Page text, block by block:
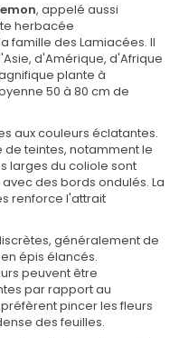
, appelé aussi
herbacée
famille des Lamiacées. Il
d'Amérique, d'Afrique
plante à
50 à 80 cm de
aux couleurs éclatantes.
teintes, notamment le
larges du coliole sont
des bords ondulés. La
renforce l'attrait
généralement de
épis élancés.
peuvent être
par rapport au
pincer les fleurs
des feuilles.